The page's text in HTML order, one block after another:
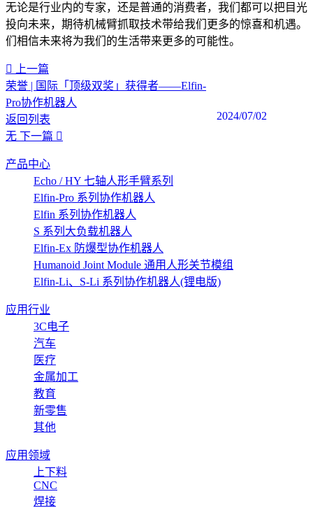
无论是行业内的专家，还是普通的消费者，我们都可以把目光
投向未来，期待机械臂抓取技术带给我们更多的惊喜和机遇。
们相信未来将为我们的生活带来更多的可能性。‍
上一篇
荣誉 | 国际「顶级双奖」获得者——Elfin-
Pro协作机器人
2024/07/02
返回列表
无 下一篇
产品中心
Echo / HY 七轴人形手臂系列
Elfin-Pro 系列协作机器人
Elfin 系列协作机器人
S 系列大负载机器人
Elfin-Ex 防爆型协作机器人
Humanoid Joint Module 通用人形关节模组
Elfin-Li、S-Li 系列协作机器人(锂电版)
应用行业
3C电子
汽车
医疗
金属加工
教育
新零售
其他
应用领域
上下料
CNC
焊接